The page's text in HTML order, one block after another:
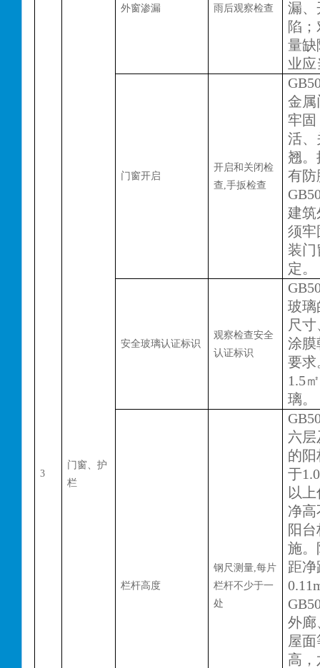
3
门窗、护
栏
外窗渗漏 雨后观察检查
漏、
陷
量缺
业应
门窗开启
开启和关闭检
查,手扳检查
金属
牢固
活、
翘
有防
建筑
须牢
装
定。
安全玻璃认证标识
观察检查安全
认证标识
玻璃
尺
涂膜
要求
1.5
璃。
栏杆高度
钢尺测量,每片
栏杆不少于一
处
六
的
于
以
净高
阳
施。
距
外廊
屋
高